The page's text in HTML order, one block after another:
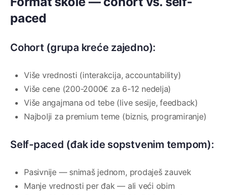
paced
Cohort (grupa kreće zajedno):
Više vrednosti (interakcija, accountability)
Više cene (200-2000€ za 6-12 nedelja)
Više angajmana od tebe (live sesije, feedback)
Najbolji za premium teme (biznis, programiranje)
Self-paced (đak ide sopstvenim tempom):
Pasivnije — snimaš jednom, prodaješ zauvek
Manje vrednosti per đak — ali veći obim